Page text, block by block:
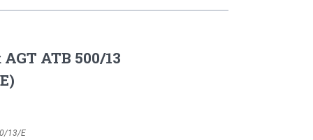
ATB 500/13
13/E